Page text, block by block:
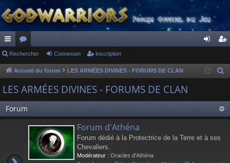
ac
co
ur
ci
s
or
u
m
s
ne
on
cri
on
Rechercher Connexion Inscription
Accueil du forum LES ARMÉES DIVINES - FORUMS DE CLAN
e
LES ARMÉES DIVINES - FORUMS DE CLAN
Forum
Forum d'Athéna
Forum dédié à la Protectrice de la Terre et à ses
Chevaliers.
Modérateur : Oracles d'Athéna